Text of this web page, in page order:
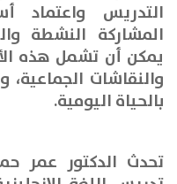
التدريس واعتماد
المشاركة النشطة
يمكن أن تشمل هذه
والنقاشات الجماعية،
بالحياة اليومية.
تحدث الدكتور عمر